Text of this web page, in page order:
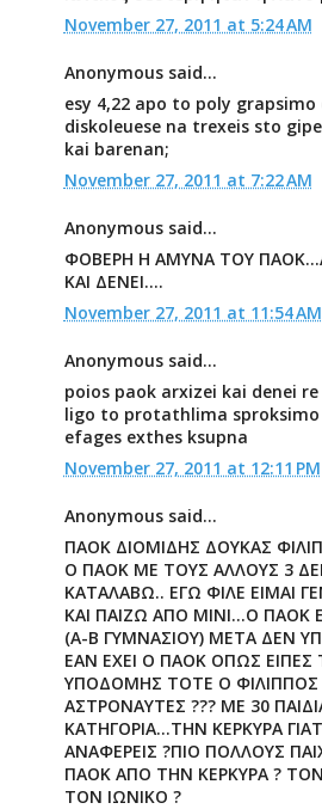
November 27, 2011 at 5:24 AM
Anonymous said...
esy 4,22 apo to poly grapsimo
diskoleuese na trexeis sto
kai barenan;
November 27, 2011 at 7:22 AM
Anonymous said...
ΦΟΒΕΡΗ Η ΑΜΥΝΑ ΤΟΥ
ΚΑΙ ΔΕΝΕΙ....
November 27, 2011 at 11:54 AM
Anonymous said...
poios paok arxizei kai denei
ligo to protathlima
efages exthes ksupna
November 27, 2011 at 12:11 PM
Anonymous said...
ΠΑΟΚ ΔΙΟΜΙΔΗΣ ΔΟΥΚΑΣ
Ο ΠΑΟΚ ΜΕ ΤΟΥΣ ΑΛΛΟΥΣ 3
ΚΑΤΑΛΑΒΩ.. ΕΓΩ ΦΙΛΕ ΕΙΜΑΙ
ΚΑΙ ΠΑΙΖΩ ΑΠΟ ΜΙΝΙ...Ο ΠΑΟΚ
(Α-Β ΓΥΜΝΑΣΙΟΥ) ΜΕΤΑ ΔΕΝ
ΕΑΝ ΕΧΕΙ Ο ΠΑΟΚ ΟΠΩΣ
ΥΠΟΔΟΜΗΣ ΤΟΤΕ Ο ΦΙΛΙΠΠΟΣ
ΑΣΤΡΟΝΑΥΤΕΣ ??? ΜΕ 30
ΚΑΤΗΓΟΡΙΑ...ΤΗΝ ΚΕΡΚΥΡΑ
ΑΝΑΦΕΡΕΙΣ ?ΠΙΟ ΠΟΛΛΟΥΣ
ΠΑΟΚ ΑΠΟ ΤΗΝ ΚΕΡΚΥΡΑ ?
ΤΟΝ ΙΩΝΙΚΟ ?